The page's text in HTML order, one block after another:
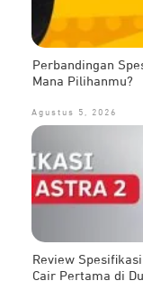
Perbandingan
Mana Pilihanmu?
Agustus 5, 2026
Review
Cair Pertama di